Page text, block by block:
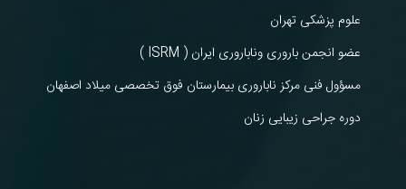
علوم پزشکی تهران
عضو انجمن باروری وناباروری ایران ( ISRM )
مسؤول فنی مرکز ناباروری بیمارستان فوق تخصصی میلاد اصفهان
دوره جراحی زیبایی زنان